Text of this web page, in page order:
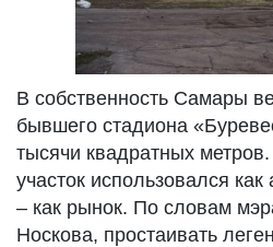
В собственность Самары
бывшего стадиона
тысячи квадратных
участок использовался как
– как рынок. По словам
Носкова, простаивать